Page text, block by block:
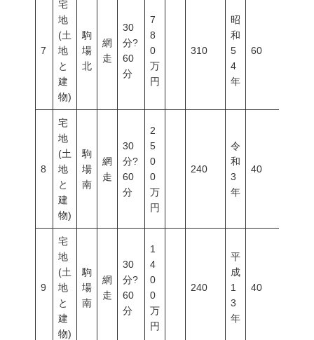
7
宅
地
(土
地
と
建
物)
駒
場
北
網
走
30
分?
60
分
7
8
0
万
円
310
昭
和
5
4
年
60
8
宅
地
(土
地
と
建
物)
駒
場
南
網
走
30
分?
60
分
2
5
0
0
万
円
240
令
和
3
年
40
9
宅
地
(土
地
と
建
物)
駒
場
南
網
走
30
分?
60
分
1
4
0
0
万
円
240
平
成
1
3
年
40